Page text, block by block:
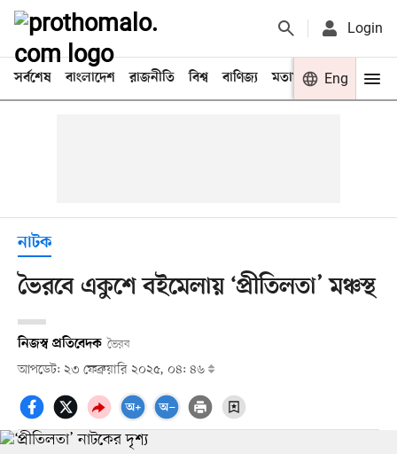
Login
সর্বশেষ বাংলাদেশ রাজনীতি বিশ্ব বাণিজ্য মতামত খেলা
Eng
নাটক
ভৈরবে একুশে বইমেলায় ‘প্রীতিলতা’ মঞ্চস্থ
নিজস্ব প্রতিবেদক ভৈরব
আপডেট: ২৩ ফেব্রুয়ারি ২০২৫, ০৪: ৪৬